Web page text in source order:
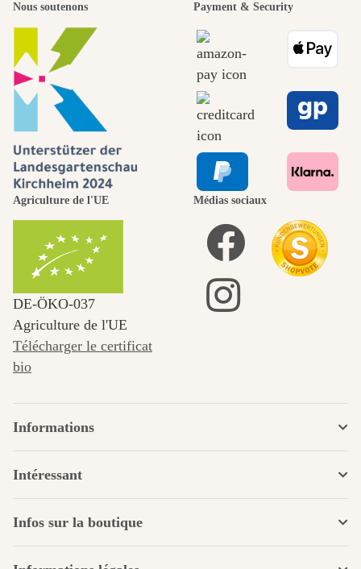
Nous soutenons Payment & Security
Agriculture de l'UE
DE‑ÖKO‑037
Agriculture de l'UE
Télécharger le certificat
bio
Médias sociaux
Informations
Intéressant
Infos sur la boutique